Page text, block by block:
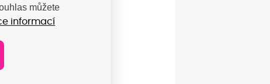
můžete
informací